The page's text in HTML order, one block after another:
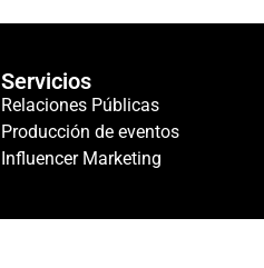
Servicios
Relaciones Públicas
Producción de eventos
Influencer Marketing